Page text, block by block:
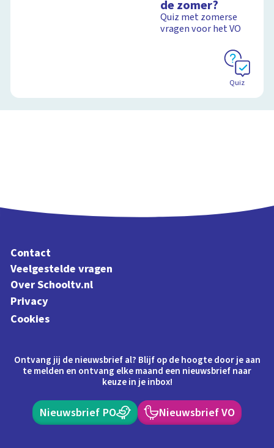
de zomer?
Quiz met zomerse
vragen voor het VO
Quiz
Contact
Veelgestelde vragen
Over Schooltv.nl
Privacy
Cookies
Ontvang jij de nieuwsbrief al? Blijf op de hoogte door je aan
te melden en ontvang elke maand een nieuwsbrief naar
keuze in je inbox!
Nieuwsbrief PO Nieuwsbrief VO